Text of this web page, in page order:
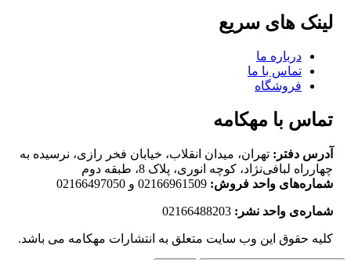
لینک های سریع
درباره ما
تماس با ما
فروشگاه
تماس با مهکامه
آدرس دفتر: تهران، میدان انقلاب، خیابان فخر رازی، نرسیده به
چهارراه لبافی‌نژاد، کوچه انوری، پلاک 8، طبقه دوم
شماره‌های واحد فروش: 02166961509 و 02166497050
شماره‌‌ی واحد نشر:
کلیه حقوق این وب سایت متعلق به انتشارات مهکامه می باشد.